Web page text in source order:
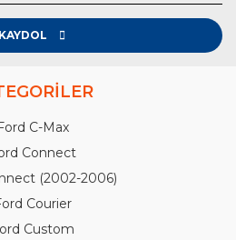
KAYDOL
C-Max
Connect
(2002-2006)
Courier
Custom